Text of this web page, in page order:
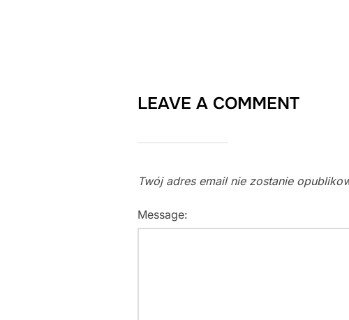
LEAVE A COMMENT
Twój adres email nie zostanie
Message: